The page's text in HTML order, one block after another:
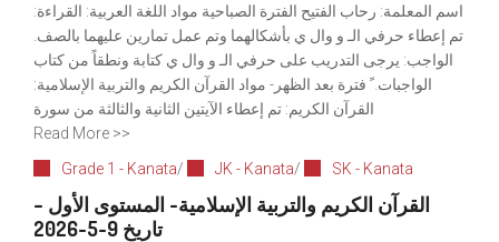
اسم المعلمة: رحاب الفتيح الفترة الصباحية مواد اللغة العربية: القراءة:
تم إعطاء حرفي الـ و وال ي بأشكالهما وتم عمل تمارين عليهما بالصف.
الواجب: يرجى التدريب على حرفي الـ و وال ي كتابة ونطقاً من كتاب
الواجبات. ً فترة بعد الظهر- مواد القرآن الكريم والتربية الإسلامية:
القرآن الكريم: تم إعطاء الآيتين الثانية والثالثة من سورة
Read More >>
Grade 1 - Kanata/ JK - Kanata/ SK - Kanata
القرآن الكريم والتربية الإسلامية- المستوى الأول –
تاريخ 9-5-2026